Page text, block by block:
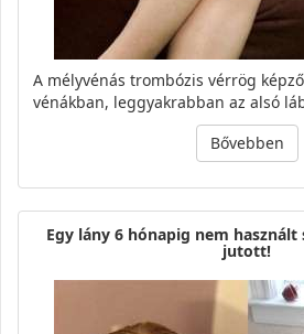
A mélyvénás trombózis vérrög
vénákban, leggyakrabban az alsó
Bővebben
Egy lány 6 hónapig nem
jutott!